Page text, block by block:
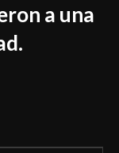
a una